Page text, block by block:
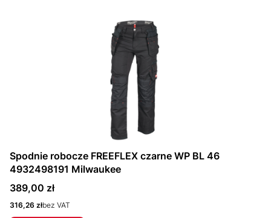
Spodnie robocze FREEFLEX czarne WP BL 46
4932498191 Milwaukee
Cena
389,00 zł
Cena
316,26 złbez VAT